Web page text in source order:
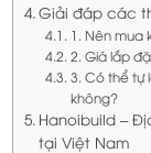
Giải đáp các
1. Nên mua
2. Giá lắp
3. Có thể tự
không?
Hanoibuild –
tại Việt Nam